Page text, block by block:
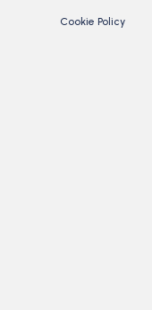
Cookie Policy